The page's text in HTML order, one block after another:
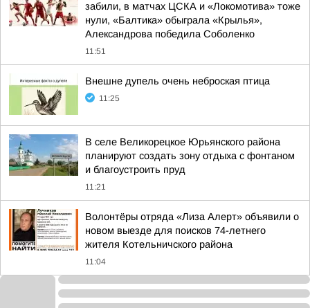
забили, в матчах ЦСКА и «Локомотива» тоже
нули, «Балтика» обыграла «Крылья»,
Александрова победила Соболенко
11:51
Внешне дупель очень неброская птица
11:25
В селе Великорецкое Юрьянского района
планируют создать зону отдыха с фонтаном
и благоустроить пруд
11:21
Волонтёры отряда «Лиза Алерт» объявили о
новом выезде для поисков 74-летнего
жителя Котельничского района
11:04